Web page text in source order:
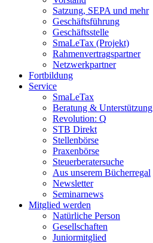
Satzung, SEPA und mehr
Geschäftsführung
Geschäftsstelle
SmaLeTax (Projekt)
Rahmenvertragspartner
Netzwerkpartner
Fortbildung
Service
SmaLeTax
Beratung & Unterstützung
Revolution: Q
STB Direkt
Stellenbörse
Praxenbörse
Steuerberatersuche
Aus unserem Bücherregal
Newsletter
Seminarnews
Mitglied werden
Natürliche Person
Gesellschaften
Juniormitglied